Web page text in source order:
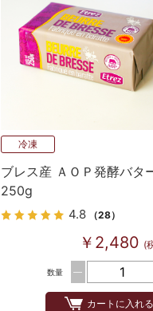
冷凍
ブレス産 ＡＯＰ発酵バタ
250g
4.8 （28）
￥2,480 (
数量
カートに入れる